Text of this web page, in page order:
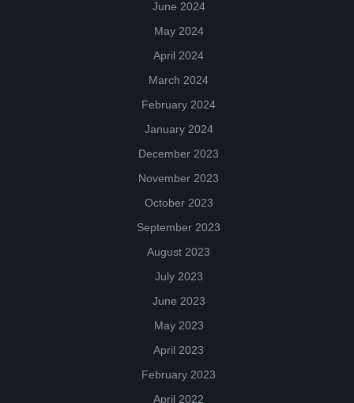
June 2024
May 2024
April 2024
March 2024
February 2024
January 2024
December 2023
November 2023
October 2023
September 2023
August 2023
July 2023
June 2023
May 2023
April 2023
February 2023
April 2022